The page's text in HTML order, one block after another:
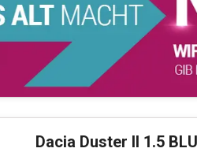
Dacia Duster II 1.5 BLUE dCi 115 Essential 2WD